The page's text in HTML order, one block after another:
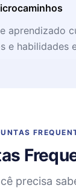
aprendizado
e habilidades
precisa